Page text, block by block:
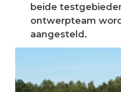
beide
ontwerpteam
aangesteld.